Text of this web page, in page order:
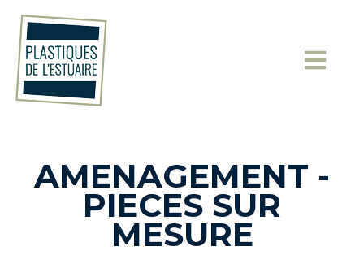
AMENAGEMENT -
PIECES SUR
MESURE